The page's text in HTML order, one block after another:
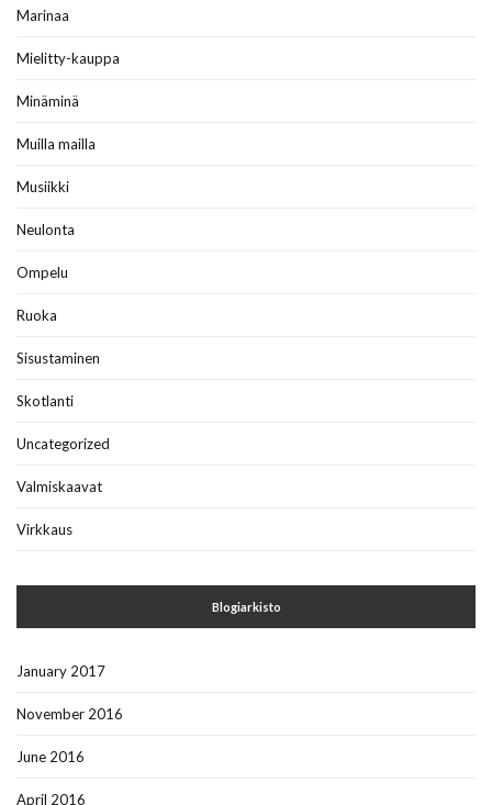
Marinaa
Mielitty-kauppa
Minäminä
Muilla mailla
Musiikki
Neulonta
Ompelu
Ruoka
Sisustaminen
Skotlanti
Uncategorized
Valmiskaavat
Virkkaus
Blogiarkisto
January 2017
November 2016
June 2016
April 2016